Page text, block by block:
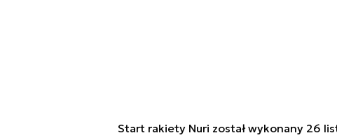
Start rakiety Nuri został wykonany 26